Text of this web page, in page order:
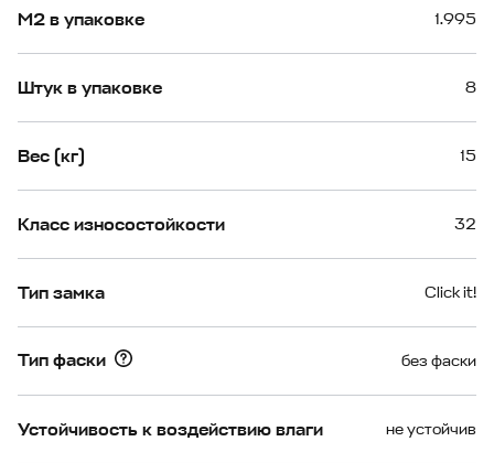
М2 в упаковке 1.995
Штук в упаковке 8
Вес (кг) 15
Класс износостойкости 32
Тип замка Click it!
Тип фаски без фаски
Устойчивость к воздействию влаги не устойчив